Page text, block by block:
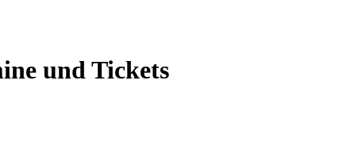
und Tickets